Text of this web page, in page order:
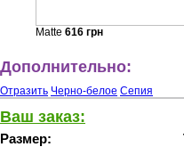
Matte 616 грн
Дополнительно:
Отразить Черно-белое Сепия
Ваш заказ:
Размер: